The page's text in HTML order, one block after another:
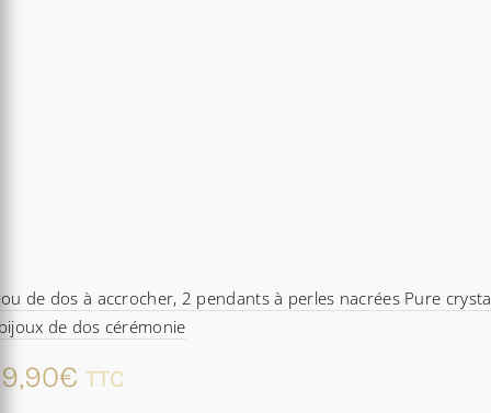
de dos à accrocher, 2 pendants à perles nacrées Pure
de dos cérémonie
€ TTC